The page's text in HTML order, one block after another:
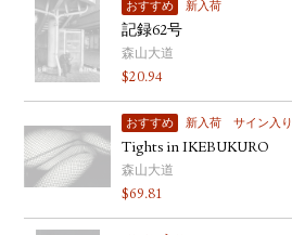
おすすめ 新入荷
記録62号
森山大道
$20.94
おすすめ 新入荷 サイン入り
Tights in IKEBUKURO
森山大道
$69.81